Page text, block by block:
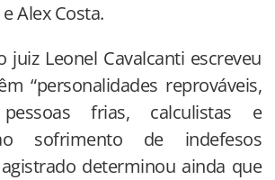
Alex Costa.
juiz Leonel Cavalcanti escreveu
“personalidades reprováveis,
frias, calculistas e
sofrimento de indefesos
determinou ainda que